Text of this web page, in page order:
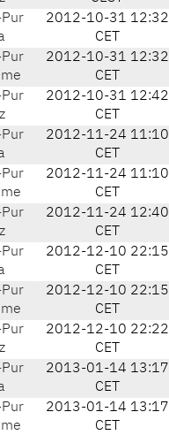
Pur
2012-10-31 12:32
CET
Pur
2012-10-31 12:32
CET
Pur
2012-10-31 12:42
CET
Pur
2012-11-24 11:10
CET
Pur
2012-11-24 11:10
CET
Pur
2012-11-24 12:40
CET
Pur
2012-12-10 22:15
CET
Pur
2012-12-10 22:15
CET
Pur
2012-12-10 22:22
CET
Pur
2013-01-14 13:17
CET
Pur
2013-01-14 13:17
CET